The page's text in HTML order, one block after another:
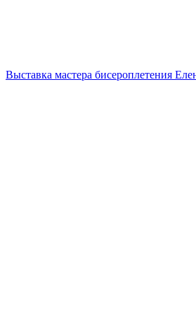
Выставка мастера бисероплетения